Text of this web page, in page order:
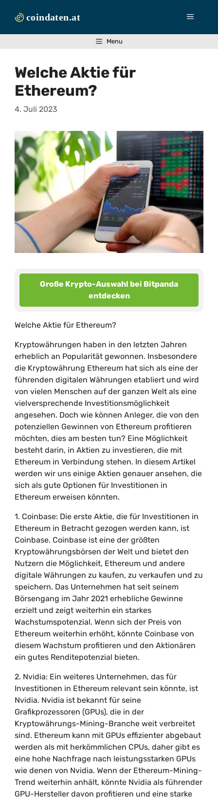
Inhalt
Menü
Menu
Welche Aktie für
Ethereum?
4. Juli 2023
Große Krypto-Auswahl bei Bitpanda
entdecken
Welche Aktie für Ethereum?
Kryptowährungen haben in den letzten Jahren
erheblich an Popularität gewonnen. Insbesondere
die Kryptowährung Ethereum hat sich als eine der
führenden digitalen Währungen etabliert und wird
von vielen Menschen auf der ganzen Welt als eine
vielversprechende Investitionsmöglichkeit
angesehen. Doch wie können Anleger, die von den
potenziellen Gewinnen von Ethereum profitieren
möchten, dies am besten tun? Eine Möglichkeit
besteht darin, in Aktien zu investieren, die mit
Ethereum in Verbindung stehen. In diesem Artikel
werden wir uns einige Aktien genauer ansehen, die
sich als gute Optionen für Investitionen in
Ethereum erweisen könnten.
1. Coinbase: Die erste Aktie, die für Investitionen in
Ethereum in Betracht gezogen werden kann, ist
Coinbase. Coinbase ist eine der größten
Kryptowährungsbörsen der Welt und bietet den
Nutzern die Möglichkeit, Ethereum und andere
digitale Währungen zu kaufen, zu verkaufen und zu
speichern. Das Unternehmen hat seit seinem
Börsengang im Jahr 2021 erhebliche Gewinne
erzielt und zeigt weiterhin ein starkes
Wachstumspotenzial. Wenn sich der Preis von
Ethereum weiterhin erhöht, könnte Coinbase von
diesem Wachstum profitieren und den Aktionären
ein gutes Renditepotenzial bieten.
2. Nvidia: Ein weiteres Unternehmen, das für
Investitionen in Ethereum relevant sein könnte, ist
Nvidia. Nvidia ist bekannt für seine
Grafikprozessoren (GPUs), die in der
Kryptowährungs-Mining-Branche weit verbreitet
sind. Ethereum kann mit GPUs effizienter abgebaut
werden als mit herkömmlichen CPUs, daher gibt es
eine hohe Nachfrage nach leistungsstarken GPUs
wie denen von Nvidia. Wenn der Ethereum-Mining-
Trend weiterhin anhält, könnte Nvidia als führender
GPU-Hersteller davon profitieren und eine starke